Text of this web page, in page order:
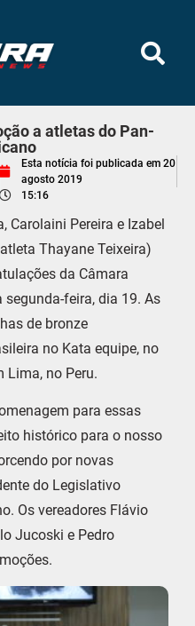
a atletas do Pan-
Esta notícia foi publicada em 20
agosto 2019
15:16
Carolaini Pereira e Izabel
Thayane Teixeira)
da Câmara
feira, dia 19. As
de bronze
no Kata equipe, no
Lima, no Peru.
para essas
histórico para o nosso
por novas
do Legislativo
Os vereadores Flávio
Jucoski e Pedro